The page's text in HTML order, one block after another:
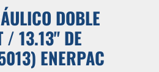
DOBLE
/ 13.13" DE
ENERPAC